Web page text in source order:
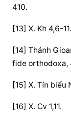
410.
[13] X. Kh 4,6-11.
[14] Thánh
fide orthodoxa,
[15] X. Tín biểu
[16] X. Cv 1,11.